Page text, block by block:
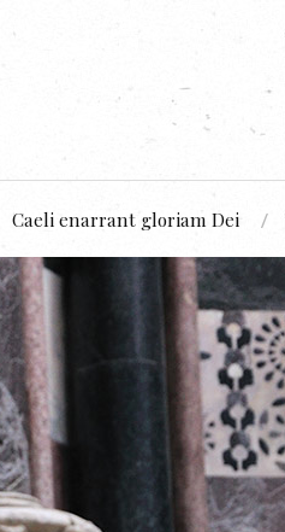
Caeli enarrant gloriam Dei